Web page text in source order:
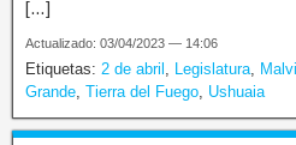
[…]
Actualizado: 03/04/2023 — 14:06
Etiquetas: 2 de abril Legislatura
Grande Tierra del Fuego Ushuaia